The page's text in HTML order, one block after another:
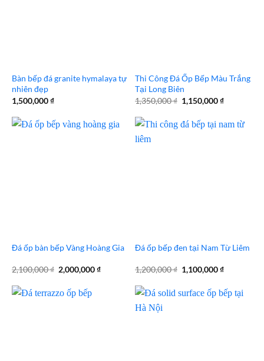
Bàn bếp đá granite hymalaya tự
nhiên đẹp
1,500,000₫
Thi Công Đá Ốp Bếp Màu Trắng
Tại Long Biên
1,350,000₫ Giá
gốc
1,350,000 ₫.
1,150,000₫Giá
là:
Đá ốp bàn bếp Vàng Hoàng Gia
2,100,000₫ Giá
gốc
2,100,000 ₫.
2,000,000₫Giá
2,000,000 ₫.
Đá ốp bếp đen tại Nam Từ Liêm
1,200,000₫ Giá
gốc
1,200,000 ₫.
1,100,000₫Giá
là: